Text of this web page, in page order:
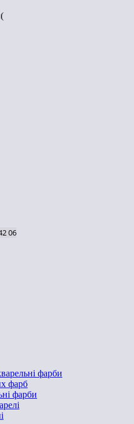
06
фарби
фарб
фарби